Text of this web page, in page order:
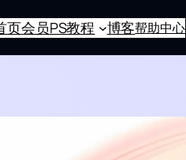
页会员PS教程 博客帮助中心